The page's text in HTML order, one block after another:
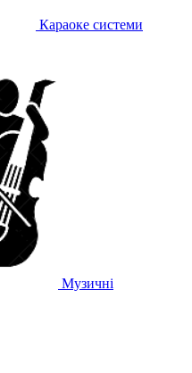
Караоке системи
Музичні